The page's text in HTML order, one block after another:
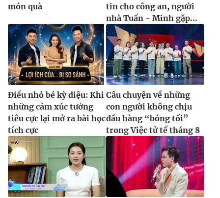
món quà
tin cho công an, người
nhà Tuấn - Minh gặp...
Điều nhỏ bé kỳ diệu: Khi
những cảm xúc tưởng
tiêu cực lại mở ra bài học
tích cực
Câu chuyện về những
con người không chịu
đầu hàng “bóng tối”
trong Việc tử tế tháng 8